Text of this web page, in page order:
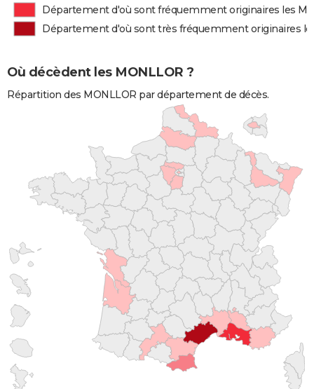
Département d'où sont fréquemment originaires les
Département d'où sont très fréquemment originaires
Où décèdent les MONLLOR ?
Répartition des MONLLOR par département de décès.